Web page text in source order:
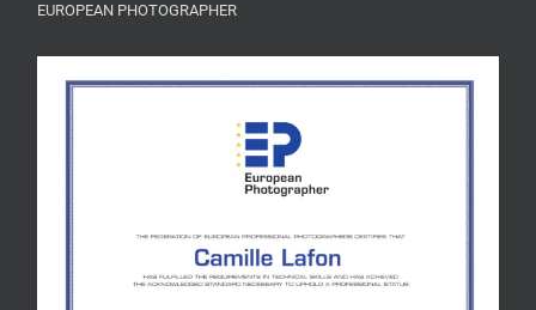
EUROPEAN PHOTOGRAPHER